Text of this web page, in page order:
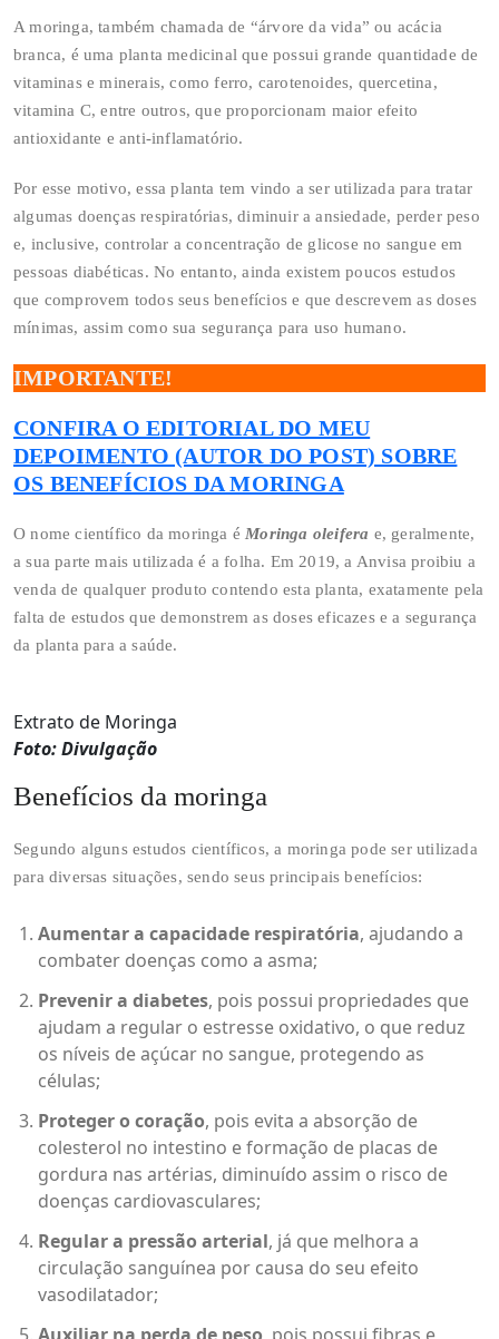
A moringa, também chamada de “árvore da vida” ou acácia
branca, é uma planta medicinal que possui grande quantidade de
vitaminas e minerais, como ferro, carotenoides, quercetina,
vitamina C, entre outros, que proporcionam maior efeito
antioxidante e anti-inflamatório.
Por esse motivo, essa planta tem vindo a ser utilizada para tratar
algumas doenças respiratórias, diminuir a ansiedade, perder peso
e, inclusive, controlar a concentração de glicose no sangue em
pessoas diabéticas. No entanto, ainda existem poucos estudos
que comprovem todos seus benefícios e que descrevem as doses
mínimas, assim como sua segurança para uso humano.
IMPORTANTE!
CONFIRA O EDITORIAL DO MEU
DEPOIMENTO (AUTOR DO POST) SOBRE
OS BENEFÍCIOS DA MORINGA
O nome científico da moringa éMoringa oleifera e, geralmente,
a sua parte mais utilizada é a folha. Em 2019, a Anvisa proibiu a
venda de qualquer produto contendo esta planta, exatamente pela
falta de estudos que demonstrem as doses eficazes e a segurança
da planta para a saúde.
Extrato de Moringa
Foto: Divulgação
Benefícios da moringa
Segundo alguns estudos científicos, a moringa pode ser utilizada
para diversas situações, sendo seus principais benefícios:
Aumentar a capacidade respiratória, ajudando a
combater doenças como a asma;
Prevenir a diabetes, pois possui propriedades que
ajudam a regular o estresse oxidativo, o que reduz
os níveis de açúcar no sangue, protegendo as
células;
Proteger o coração, pois evita a absorção de
colesterol no intestino e formação de placas de
gordura nas artérias, diminuído assim o risco de
doenças cardiovasculares;
Regular a pressão arterial, já que melhora a
circulação sanguínea por causa do seu efeito
vasodilatador;